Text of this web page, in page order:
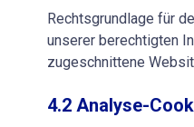
Rechtsgrundlage für
unserer berechtigten
zugeschnittene
4.2 Analyse-